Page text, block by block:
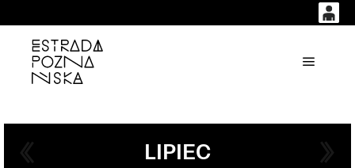
0,00
LIPIEC